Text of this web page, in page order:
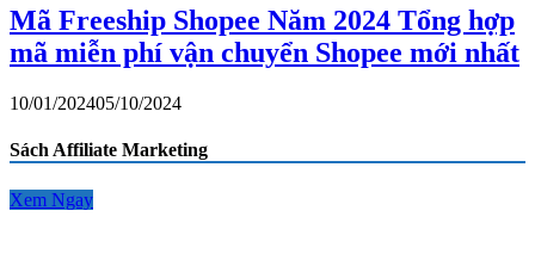
Mã Freeship Shopee Năm 2024 Tổng hợp
mã miễn phí vận chuyển Shopee mới nhất
10/01/202405/10/2024
Sách Affiliate Marketing
Xem Ngay